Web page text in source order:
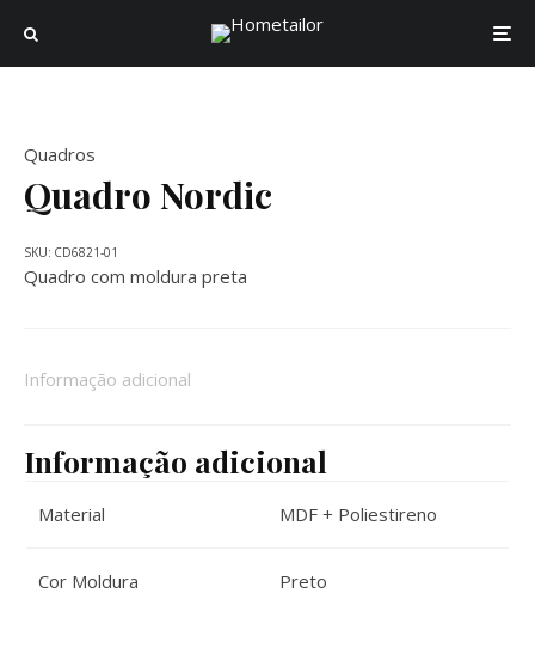
Quadros
Quadro Nordic
Quadro com moldura preta
SKU: CD6821-01
Informação adicional
Informação adicional
Material MDF + Poliestireno
Cor Moldura Preto